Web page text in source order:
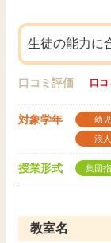
生徒の能力に
口コミ評価 口
対象学年 幼児
浪人
授業形式 集団
教室名